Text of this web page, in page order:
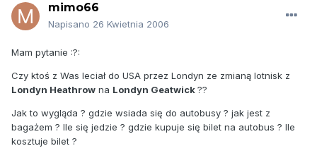
mimo66
Napisano 26 Kwietnia 2006
Mam pytanie :?:
Czy ktoś z Was leciał do USA przez Londyn ze zmianą lotnisk z
Londyn Heathrow na Londyn Geatwick??
Jak to wygląda ? gdzie wsiada się do autobusy ? jak jest z
bagażem ? Ile się jedzie ? gdzie kupuje się bilet na autobus ? Ile
kosztuje bilet ?